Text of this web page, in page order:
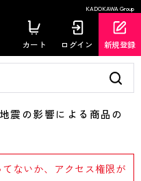
KADOKAWA Group
カート ログイン 新規登録
の影響による商品の
ないか、アクセス権限が